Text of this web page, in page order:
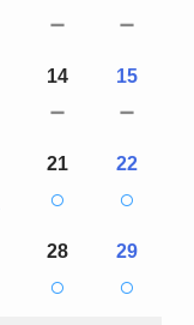
－ －
14
－
15
－
21
○
22
○
28
○
29
○